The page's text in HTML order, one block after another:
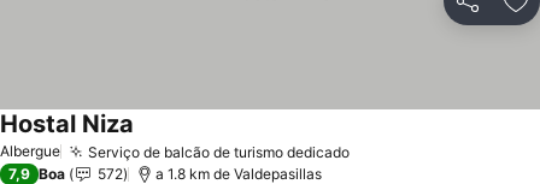
Partilhar
Albergue Serviço de balcão de turismo dedicadoVer preços
Hostal Niza
7,9 Boa 572 a 1.8 km de Valdepasillas